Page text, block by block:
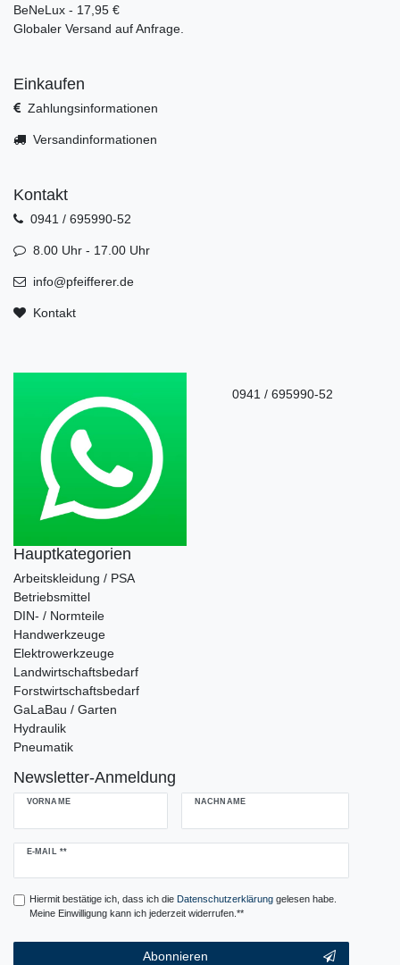
BeNeLux - 17,95 €
Globaler Versand auf Anfrage.
Einkaufen
Zahlungsinformationen
Versandinformationen
Kontakt
0941 / 695990-52
8.00 Uhr - 17.00 Uhr
info@pfeifferer.de
Kontakt
0941 / 695990-52
Hauptkategorien
Arbeitskleidung / PSA
Betriebsmittel
DIN- / Normteile
Handwerkzeuge
Elektrowerkzeuge
Landwirtschaftsbedarf
Forstwirtschaftsbedarf
GaLaBau / Garten
Hydraulik
Pneumatik
Newsletter-Anmeldung
VORNAME NACHNAME
E-MAIL **
Newsletter
Hiermit bestätige ich, dass ich die Daten­schutz­erklärunggelesen habe.
Meine Einwilligung kann ich jederzeit widerrufen.**
Abonnieren